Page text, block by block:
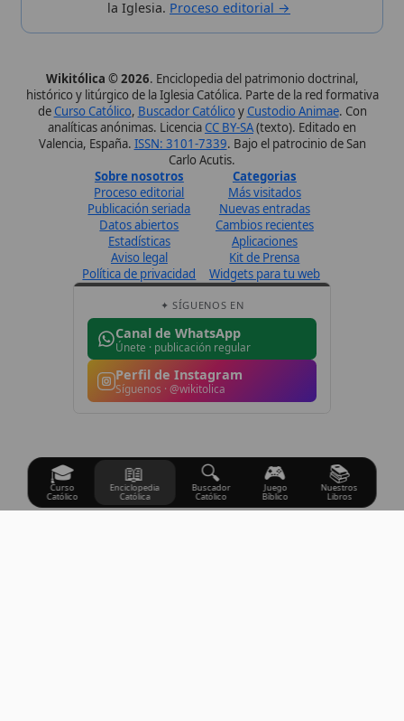
Únete · publicación regular
Perfil de Instagram